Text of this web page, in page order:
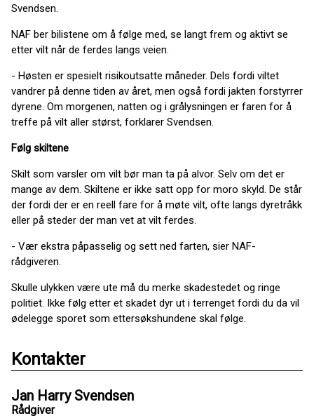
Svendsen.
NAF ber bilistene om å følge med, se langt frem og aktivt se
etter vilt når de ferdes langs veien.
- Høsten er spesielt risikoutsatte måneder. Dels fordi viltet
vandrer på denne tiden av året, men også fordi jakten forstyrrer
dyrene. Om morgenen, natten og i grålysningen er faren for å
treffe på vilt aller størst, forklarer Svendsen.
Følg skiltene
Skilt som varsler om vilt bør man ta på alvor. Selv om det er
mange av dem. Skiltene er ikke satt opp for moro skyld. De står
der fordi der er en reell fare for å møte vilt, ofte langs dyretråkk
eller på steder der man vet at vilt ferdes.
- Vær ekstra påpasselig og sett ned farten, sier NAF-
rådgiveren.
Skulle ulykken være ute må du merke skadestedet og ringe
politiet. Ikke følg etter et skadet dyr ut i terrenget fordi du da vil
ødelegge sporet som ettersøkshundene skal følge.
Kontakter
Jan Harry Svendsen
Rådgiver